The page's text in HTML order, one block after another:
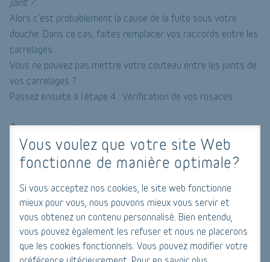
Vous voulez que votre site Web
fonctionne de manière optimale?
Si vous acceptez nos cookies, le site web fonctionne
mieux pour vous, nous pouvons mieux vous servir et
vous obtenez un contenu personnalisé. Bien entendu,
vous pouvez également les refuser et nous ne placerons
que les cookies fonctionnels. Vous pouvez modifier votre
préférence ultérieurement. Pour en savoir plus,
Alors c'est probablement la cause de la fuite sous votre
douche. Dans ce cas, faites remplacer vos raccords entre les
carrelages.
Vous ne pouvez pas mettre votre couteau entre les joints de
vos carrelages ?
Passez ensuite à l'étape 4 : Vérification de vos rosaces.
Étape 4 : vérification de vos rosaces
Vérifiez si vous pouvez dévisser vos rosaces d'au moins 2 cm.
Les rosaces se trouvent derrière votre mitigeur de douche.
Ensuite, le plan étape par étape pour trouver une fuite se
termine ici. Sans expertise et équipement professionnel, vous
ne pouvez pas faire d'autres contrôles. Passez à l'étape
suivante et vérifiez l'écoulement de votre douche.